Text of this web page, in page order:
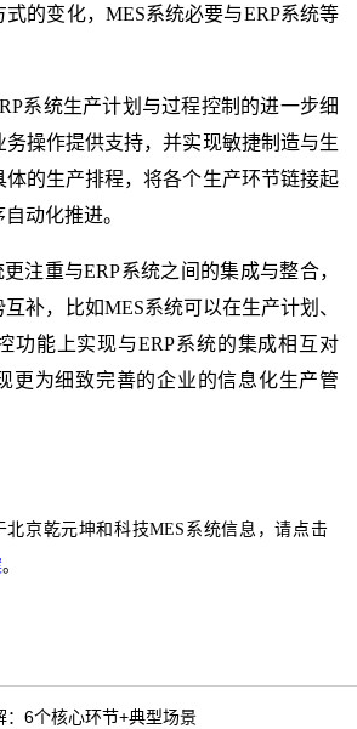
的变化， MES系统必要与ERP系统等
系统生产计划与过程控制的进一步细
操作提供支持，并实现敏捷制造与生
体的生产排程，将各个生产环节链接起
动化推进。
更注重与ERP系统之间的集成与整合，
互补，比如MES系统可以在生产计划、
功能上实现与ERP系统的集成相互对
更为细致完善的企业的信息化生产管
北京乾元坤和科技MES系统信息，请点击
。
：6个核心环节+典型场景